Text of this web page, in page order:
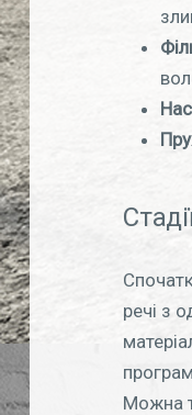
речі з
Можна